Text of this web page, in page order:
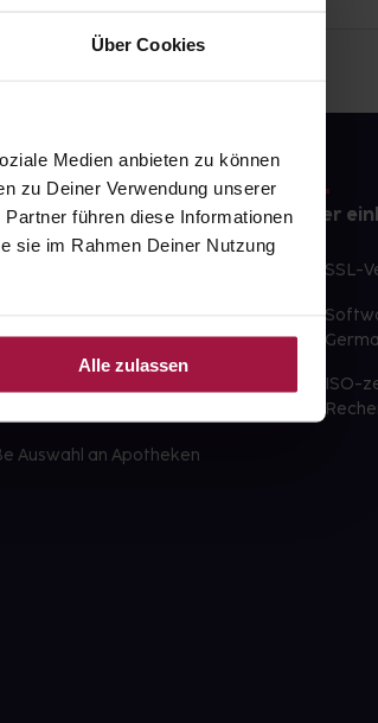
Über Cookies
Medien anbieten zu können
zu Deiner Verwendung unserer
führen diese Informationen
sie im Rahmen Deiner Nutzung
Alle zulassen
für sofort verfügbare
meist am selben Tag möglich
Auswahl an Apotheken
Sicher
SSL-
ISO-